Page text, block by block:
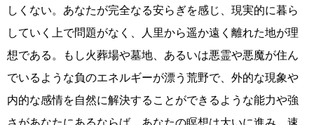
しくない。あなたが完全なる安らぎを感じ、現実的に暮ら
していく上で問題がなく、人里から遥か遠く離れた地が理
想である。もし火葬場や墓地、あるいは悪霊や悪魔が住ん
でいるような負のエネルギーが漂う荒野で、外的な現象や
内的な感情を自然に解決することができるような能力や強
さがあなたにあるならば、あなたの瞑想は大いに進み、速